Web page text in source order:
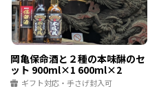
岡亀保命酒と２種の本味醂のセ
ット 900ml×1 600ml×2
ギフト対応・手さげ封入可